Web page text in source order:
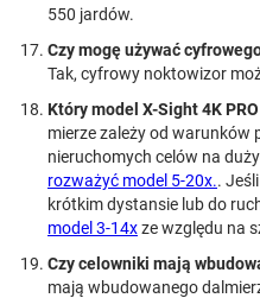
550 jardów.
Czy mogę używać
Tak, cyfrowy noktowizor
Który model X-Sight 4K
mierze zależy od warunków
nieruchomych celów na
rozważyć model 5-20x..
krótkim dystansie lub do
model 3-14xze względu na
Czy celowniki mają
mają wbudowanego